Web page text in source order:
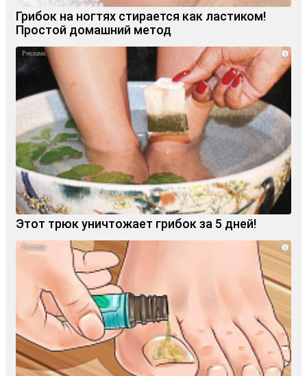
Грибок на ногтях стирается как ластиком!
Простой домашний метод
i
Этот трюк уничтожает грибок за 5 дней!
i